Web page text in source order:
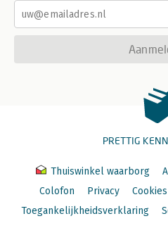
PRETTIG
Thuiswinkel waarborg
Colofon
Privacy Cookies
Toegankelijkheidsverklaring